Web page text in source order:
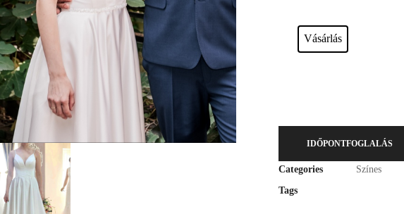
Vásárlás
IDŐPONTFOGLALÁS
Categories
Színes
Tags